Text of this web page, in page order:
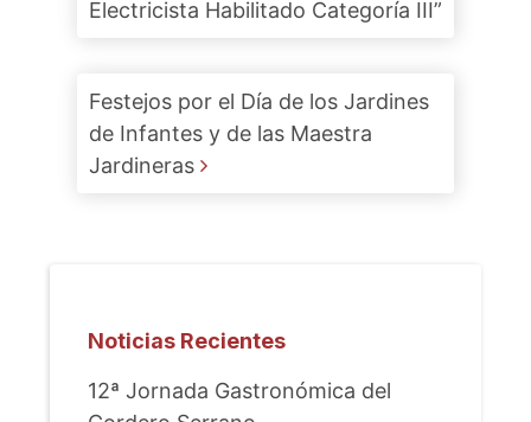
Electricista Habilitado Categoría III”
Festejos por el Día de los Jardines
de Infantes y de las Maestra
Jardineras
Noticias Recientes
12ª Jornada Gastronómica del